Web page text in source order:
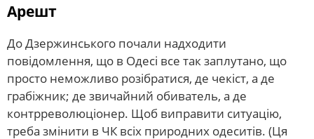
Арешт
До Дзержинського почали надходити
повідомлення, що в Одесі все так заплутано, що
просто неможливо розібратися, де чекіст, а де
грабіжник; де звичайний обиватель, а де
контрреволюціонер. Щоб виправити ситуацію,
треба змінити в ЧК всіх природних одеситів. (Ця